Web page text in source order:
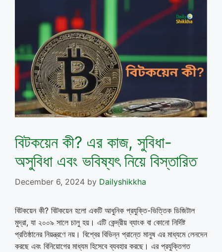
বিটকয়েন কী? এর কাজ, সুবিধা-
অসুবিধা এবং ভবিষ্যৎ নিয়ে বিস্তারিত
December 6, 2024 by Dailyshikkha
বিটকয়েন কী? বিটকয়েন হলো একটি আধুনিক প্রযুক্তি-ভিত্তিক ডিজিটাল
মুদ্রা, যা ২০০৯ সালে চালু হয়। এটি কেন্দ্রীয় ব্যাংক বা কোনো নির্দিষ্ট
প্রতিষ্ঠানের নিয়ন্ত্রণে নয়। বিশ্বের বিভিন্ন প্রান্তে মানুষ এর মাধ্যমে লেনদেন
করছে এবং বিনিয়োগের মাধ্যম হিসেবে ব্যবহার করছে। এর প্রযুক্তিগত